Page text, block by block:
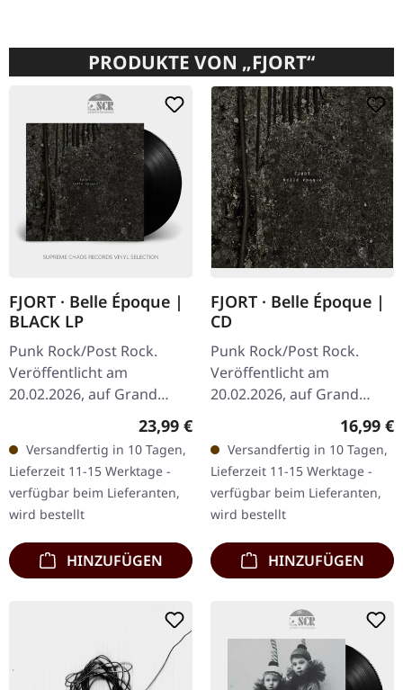
PRODUKTE VON „FJORT“
FJORT · Belle Époque |
BLACK LP
Punk Rock/Post Rock.
Veröffentlicht am
20.02.2026, auf Grand
Standard-Cover. Fjort
liefern mit „Belle Époque"
ihr…
Regulärer Preis:
23,99 €
Versandfertig in 10 Tagen,
Lieferzeit 11-15 Werktage -
verfügbar beim Lieferanten,
wird bestellt
HINZUFÜGEN
FJORT · Belle Époque |
CD
Punk Rock/Post Rock.
Veröffentlicht am
20.02.2026, auf Grand
Hotel Van Cleef. CD im
Digisleeve. Fjort liefern mit
„Belle Époque" ihr bisher
politisch…
16,99 €
Versandfertig in 10 Tagen,
Lieferzeit 11-15 Werktage -
verfügbar beim Lieferanten,
wird bestellt
HINZUFÜGEN